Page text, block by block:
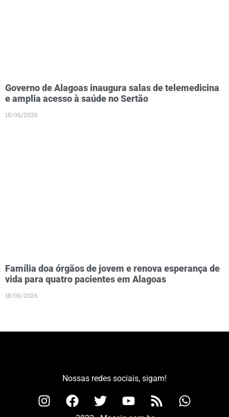
Governo de Alagoas inaugura salas de telemedicina
e amplia acesso à saúde no Sertão
18/06/2026
Família doa órgãos de jovem e renova esperança de
vida para quatro pacientes em Alagoas
18/06/2026
Nossas redes sociais, sigam!